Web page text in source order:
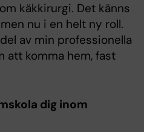
käkkirurgi. Det känns
nu i en helt ny roll.
av min professionella
att komma hem, fast
dig inom